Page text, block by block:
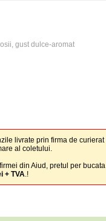
gust dulce-aromat
livrate prin firma de curierat
al coletului.
din Aiud, pretul per bucata
+ TVA.!